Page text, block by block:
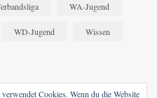
Cookies. Wenn du die Website
WA-Jugend
WD-Jugend Wissen